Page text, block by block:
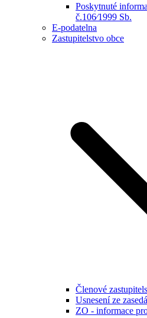
Poskytnuté
č.106⁄1999 Sb.
E-podatelna
Zastupitelstvo obce
Členové
Usnesení ze
ZO - informace